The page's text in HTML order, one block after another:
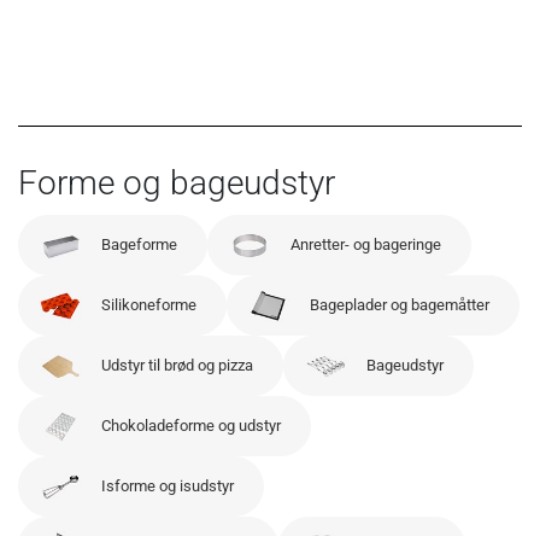
Forme og bageudstyr
Bageforme Anretter- og bageringe
Silikoneforme Bageplader og bagemåtter
Udstyr til brød og pizza Bageudstyr
Chokoladeforme og udstyr
Isforme og isudstyr